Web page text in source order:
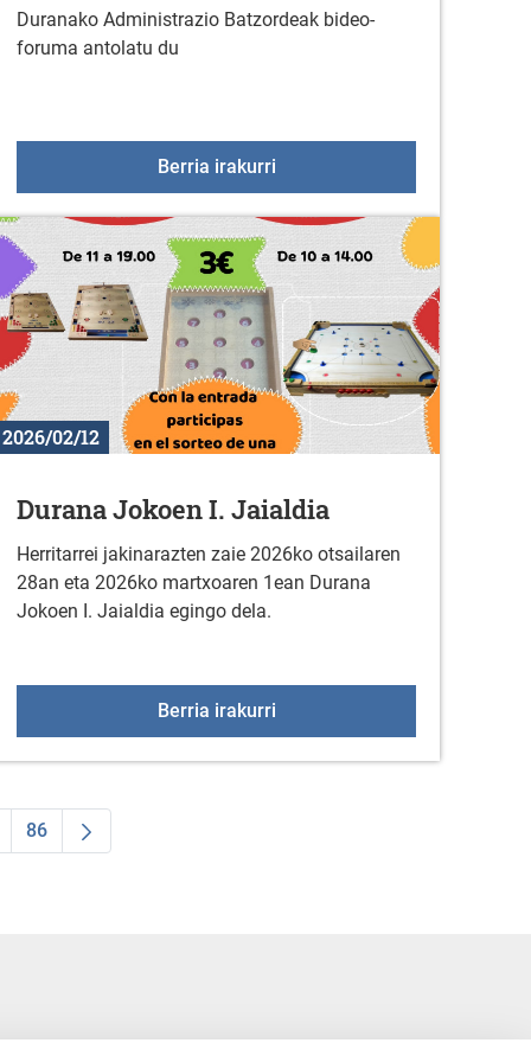
2026ko egutegia
Duranako Administrazio Batzordeak bideo-
foruma antolatu du
Berria irakurriZineforuma: Vitoria 3 de
17an
2026/02/12
Durana Jokoen I. Jaialdia
Herritarrei jakinarazten zaie 2026ko otsailaren
28an eta 2026ko martxoaren 1ean Durana
Jokoen I. Jaialdia egingo dela.
Berria irakurriDurana Jokoen I. Jaialdia
to navigate.Pages Use TAB to navigate.
Orrialdea
86